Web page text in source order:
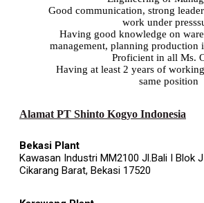
Good communication, strong
work under
Having good knowledge on
management, planning
Proficient in all Ms.
Having at least 2 years of
same position
Alamat PT Shinto Kogyo Indonesia
Bekasi Plant
Kawasan Industri MM2100 Jl.Bali I Blok
Cikarang Barat, Bekasi 17520